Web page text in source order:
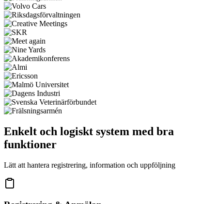
Enkelt och logiskt system med bra
funktioner
Lätt att hantera registrering, information och uppföljning